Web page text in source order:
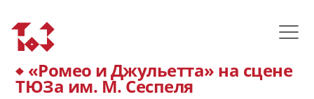
«Ромео и Джульетта» на сцене
ТЮЗа им. М. Сеспеля